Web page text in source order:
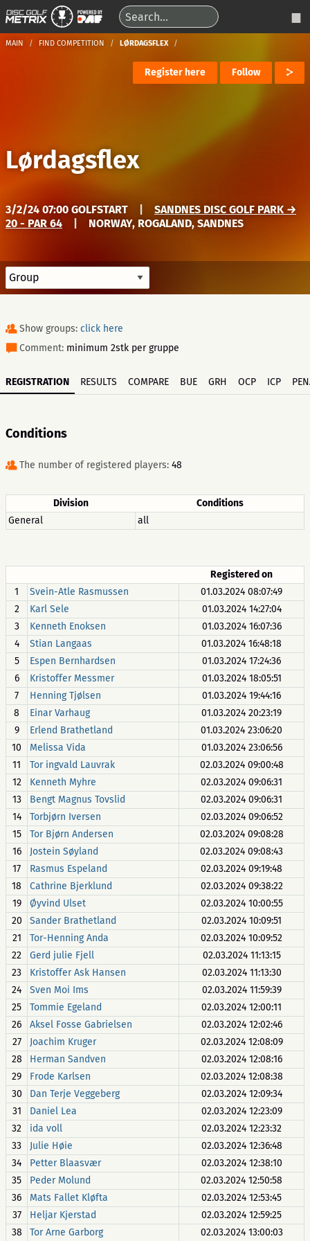
MAIN FIND COMPETITION LØRDAGSFLEX
Register here Follow
Lørdagsflex
3/2/24 07:00 GOLFSTART
SANDNES DISC GOLF PARK →
20 - PAR 64
NORWAY, ROGALAND, SANDNES
Show groups: click here
Comment: minimum 2stk per gruppe
REGISTRATION RESULTS COMPARE BUE GRH OCP ICP
Conditions
The number of registered players: 48
Division
Conditions
General
all
Registered on
1
Svein-Atle Rasmussen
01.03.2024 08:07:49
2
Karl Sele
01.03.2024 14:27:04
3
Kenneth Enoksen
01.03.2024 16:07:36
4
Stian Langaas
01.03.2024 16:48:18
5
Espen Bernhardsen
01.03.2024 17:24:36
6
Kristoffer Messmer
01.03.2024 18:05:51
7
Henning Tjølsen
01.03.2024 19:44:16
8
Einar Varhaug
01.03.2024 20:23:19
9
Erlend Brathetland
01.03.2024 23:06:20
10
Melissa Vida
01.03.2024 23:06:56
11
Tor ingvald Lauvrak
02.03.2024 09:00:48
12
Kenneth Myhre
02.03.2024 09:06:31
13
Bengt Magnus Tovslid
02.03.2024 09:06:31
14
Torbjørn Iversen
02.03.2024 09:06:52
15
Tor Bjørn Andersen
02.03.2024 09:08:28
16
Jostein Søyland
02.03.2024 09:08:43
17
Rasmus Espeland
02.03.2024 09:19:48
18
Cathrine Bjerklund
02.03.2024 09:38:22
19
Øyvind Ulset
02.03.2024 10:00:55
20
Sander Brathetland
02.03.2024 10:09:51
21
Tor-Henning Anda
02.03.2024 10:09:52
22
Gerd julie Fjell
02.03.2024 11:13:15
23
Kristoffer Ask Hansen
02.03.2024 11:13:30
24
Sven Moi Ims
02.03.2024 11:59:39
25
Tommie Egeland
02.03.2024 12:00:11
26
Aksel Fosse Gabrielsen
02.03.2024 12:02:46
27
Joachim Kruger
02.03.2024 12:08:09
28
Herman Sandven
02.03.2024 12:08:16
29
Frode Karlsen
02.03.2024 12:08:38
30
Dan Terje Veggeberg
02.03.2024 12:09:34
31
Daniel Lea
02.03.2024 12:23:09
32
ida voll
02.03.2024 12:23:32
33
Julie Høie
02.03.2024 12:36:48
34
Petter Blaasvær
02.03.2024 12:38:10
35
Peder Molund
02.03.2024 12:50:58
36
Mats Fallet Kløfta
02.03.2024 12:53:45
37
Heljar Kjerstad
02.03.2024 12:59:25
38
Tor Arne Garborg 02.03.2024 13:00:03